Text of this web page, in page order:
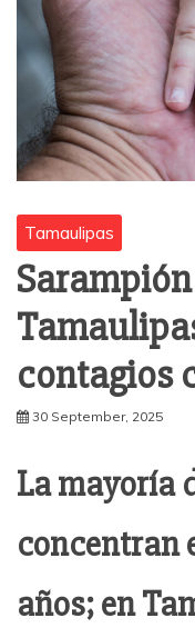
Tamaulipas
contagios
30 September, 2025
La mayoría
concentran
años; en